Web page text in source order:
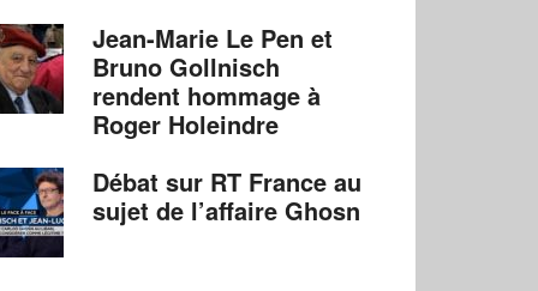
Jean-Marie Le Pen et
Bruno Gollnisch
rendent hommage à
Roger Holeindre
Débat sur RT France au
sujet de l’affaire Ghosn